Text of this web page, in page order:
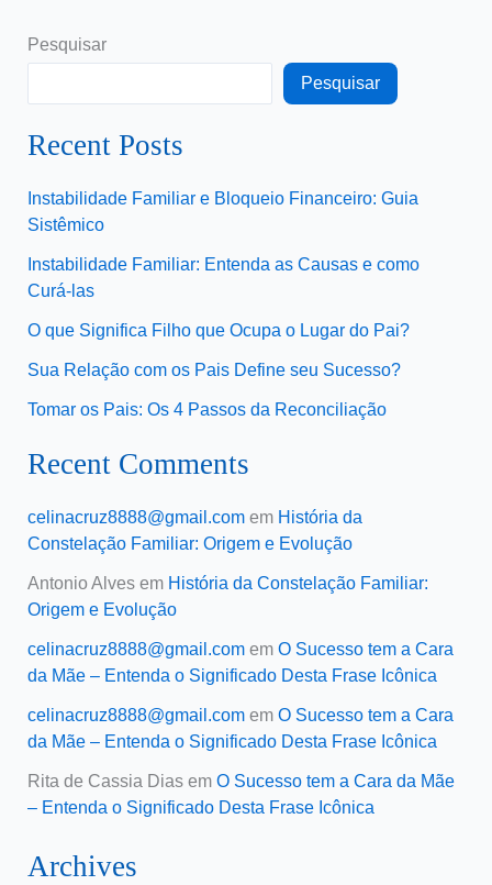
Pesquisar
Pesquisar
Recent Posts
Instabilidade Familiar e Bloqueio Financeiro: Guia
Sistêmico
Instabilidade Familiar: Entenda as Causas e como
Curá-las
O que Significa Filho que Ocupa o Lugar do Pai?
Sua Relação com os Pais Define seu Sucesso?
Tomar os Pais: Os 4 Passos da Reconciliação
Recent Comments
celinacruz8888@gmail.comem História da
Constelação Familiar: Origem e Evolução
Antonio Alvesem História da Constelação Familiar:
Origem e Evolução
celinacruz8888@gmail.comem O Sucesso tem a Cara
da Mãe – Entenda o Significado Desta Frase Icônica
celinacruz8888@gmail.comem O Sucesso tem a Cara
da Mãe – Entenda o Significado Desta Frase Icônica
Rita de Cassia Diasem O Sucesso tem a Cara da Mãe
– Entenda o Significado Desta Frase Icônica
Archives